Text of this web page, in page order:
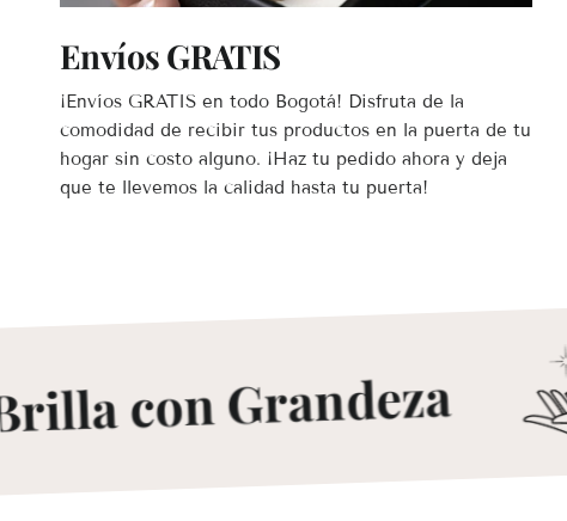
Envíos GRATIS
¡Envíos GRATIS en todo Bogotá! Disfruta de la
comodidad de recibir tus productos en la puerta de tu
hogar sin costo alguno. ¡Haz tu pedido ahora y deja
que te llevemos la calidad hasta tu puerta!
con Grandeza